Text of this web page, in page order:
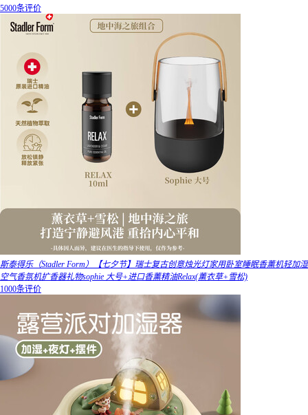
5000条评价
斯泰得乐（Stadler Form）【七夕节】瑞士复古创意烛光灯家用卧室睡眠香薰机轻加湿
空气香氛机扩香器礼物sophie 大号+进口香薰精油Relax(薰衣草+雪松)
1000条评价